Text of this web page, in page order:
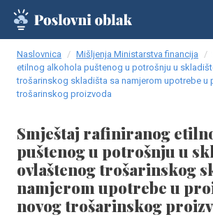
Naslovnica Mišljenja Ministarstva financija
etilnog alkohola puštenog u potrošnju u
trošarinskog skladišta sa namjerom upotrebe u
trošarinskog proizvoda
Smještaj rafiniranog
puštenog u potrošnju u
ovlaštenog trošarinskog
namjerom upotrebe u
novog trošarinskog